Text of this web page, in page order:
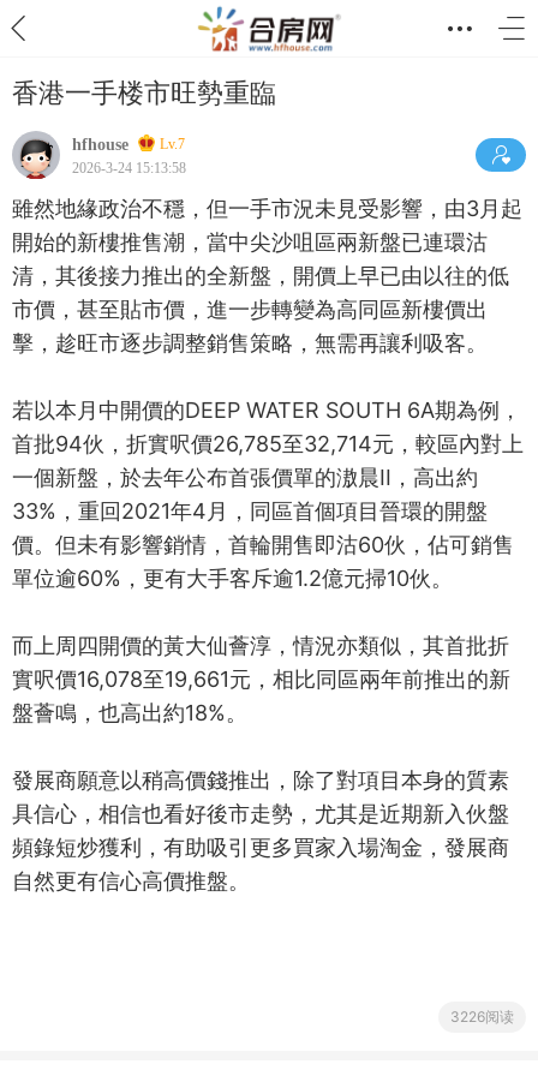
香港一手楼市旺勢重臨
hfhouse
Lv.7
2026-3-24 15:13:58
雖然地緣政治不穩，但一手市況未見受影響，由3月起
開始的新樓推售潮，當中尖沙咀區兩新盤已連環沽
清，其後接力推出的全新盤，開價上早已由以往的低
市價，甚至貼市價，進一步轉變為高同區新樓價出
擊，趁旺市逐步調整銷售策略，無需再讓利吸客。
若以本月中開價的DEEP WATER SOUTH 6A期為例，
首批94伙，折實呎價26,785至32,714元，較區內對上
一個新盤，於去年公布首張價單的滶晨II，高出約
33%，重回2021年4月，同區首個項目晉環的開盤
價。但未有影響銷情，首輪開售即沽60伙，佔可銷售
單位逾60%，更有大手客斥逾1.2億元掃10伙。
而上周四開價的黃大仙薈淳，情況亦類似，其首批折
實呎價16,078至19,661元，相比同區兩年前推出的新
盤薈鳴，也高出約18%。
發展商願意以稍高價錢推出，除了對項目本身的質素
具信心，相信也看好後市走勢，尤其是近期新入伙盤
頻錄短炒獲利，有助吸引更多買家入場淘金，發展商
自然更有信心高價推盤。
3226阅读